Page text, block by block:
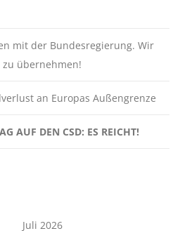
mit der Bundesregierung. Wir
übernehmen!
an Europas Außengrenze
AUF DEN CSD: ES REICHT!
Juli 2026